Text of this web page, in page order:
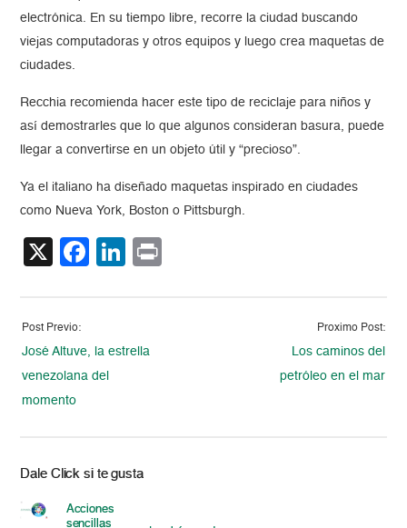
electrónica. En su tiempo libre, recorre la ciudad buscando
viejas computadoras y otros equipos y luego crea maquetas de
ciudades.
Recchia recomienda hacer este tipo de reciclaje para niños y
así demostrarles que lo que algunos consideran basura, puede
llegar a convertirse en un objeto útil y “precioso”.
Ya el italiano ha diseñado maquetas inspirado en ciudades
como Nueva York, Boston o Pittsburgh.
X Facebook
LinkedIn
Post Previo:
José Altuve, la estrella
venezolana del
momento
Proximo Post:
Los caminos del
petróleo en el mar
Dale Click si te gusta
Acciones
sencillas